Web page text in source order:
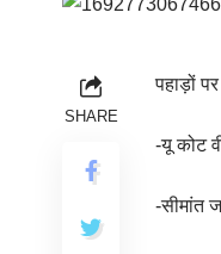
SHARE
पहाड़ों
-यू कोट
-सीमांत